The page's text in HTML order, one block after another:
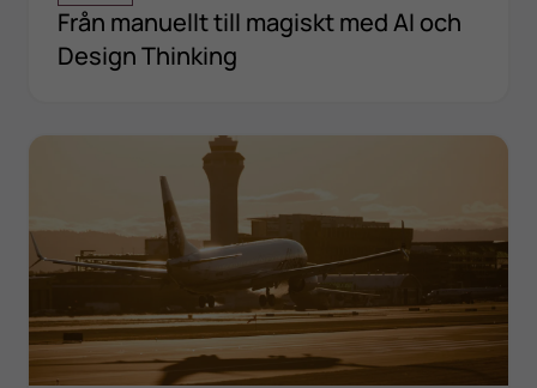
Från manuellt till magiskt med AI och
Design Thinking